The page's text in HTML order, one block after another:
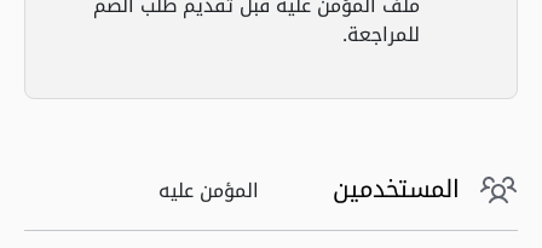
للمراجعة.
المستخدمين المؤمن عليه